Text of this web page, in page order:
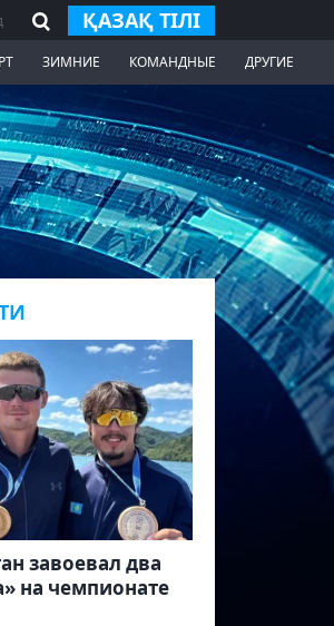
ҚАЗАҚ ТІЛІ
ЗИМНИЕ КОМАНДНЫЕ ДРУГИЕ
завоевал два
на чемпионате